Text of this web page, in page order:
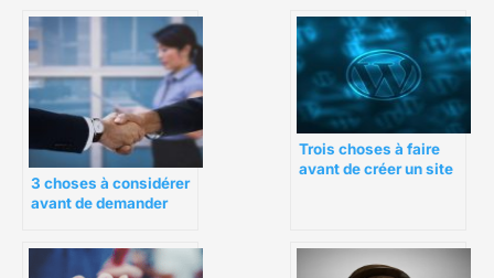
3 choses à considérer
avant de demander
Trois choses à faire
avant de créer un site